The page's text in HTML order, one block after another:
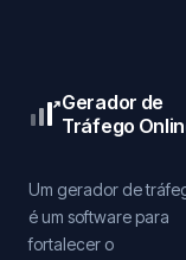
Gerador de
Tráfego
Um gerador de
é um software para
fortalecer o